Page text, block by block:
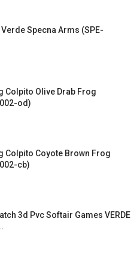
Specna Arms (SPE-
Colpito Olive Drab Frog
od)
Colpito Coyote Brown Frog
cb)
3d Pvc Softair Games VERDE